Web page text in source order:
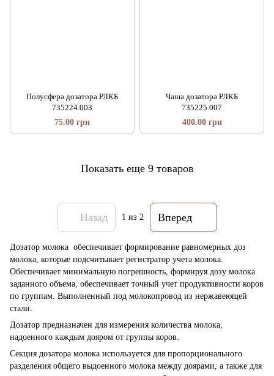
Полусфера дозатора РЛКБ
735224.003
75.00 грн
Чаша дозатора РЛКБ
735225.007
400.00 грн
Показать еще 9 товаров
Назад 1 из 2 Вперед
Дозатор молока обеспечивает формирование равномерных доз
молока, которые подсчитывает регистратор учета молока.
Обеспечивает минимальную погрешность, формируя дозу молока
заданного объема, обеспечивает точный учет продуктивности коров
по группам. Выполненный под молокопровод из нержавеющей
стали.
Дозатор предназначен для измерения количества молока,
надоенного каждым дояром от группы коров.
Секция дозатора молока используется для пропорционального
разделения общего выдоенного молока между доярами, а также для